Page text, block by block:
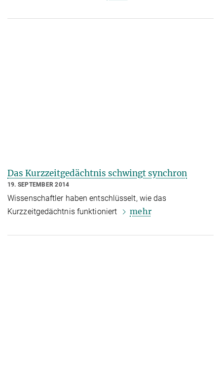
Das Kurzzeitgedächtnis schwingt synchron
19. SEPTEMBER 2014
Wissenschaftler haben entschlüsselt, wie das
Kurzzeitgedächtnis funktioniert
mehr